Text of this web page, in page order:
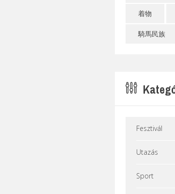
着物
騎馬民族
D
Fesztivál
Utazás
Sport